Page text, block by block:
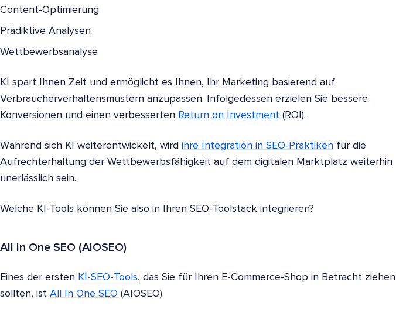
Content-Optimierung
Prädiktive Analysen
Wettbewerbsanalyse
KI spart Ihnen Zeit und ermöglicht es Ihnen, Ihr Marketing basierend auf
Verbraucherverhaltensmustern anzupassen. Infolgedessen erzielen Sie bessere
Konversionen und einen verbesserten Return on Investment (ROI).
Während sich KI weiterentwickelt, wird ihre Integration in SEO-Praktiken für die
Aufrechterhaltung der Wettbewerbsfähigkeit auf dem digitalen Marktplatz weiterhin
unerlässlich sein.
Welche KI-Tools können Sie also in Ihren SEO-Toolstack integrieren?
All In One SEO (AIOSEO)
Eines der ersten KI-SEO-Tools, das Sie für Ihren E-Commerce-Shop in Betracht ziehen
sollten, ist All In One SEO (AIOSEO).